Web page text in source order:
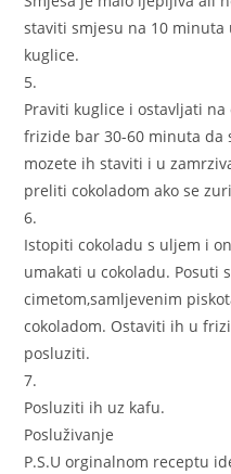
staviti smjesu na 10
kuglice.
5.
Praviti kuglice i ostavljati
frizide bar 30-60 minuta da
mozete ih staviti i u
preliti cokoladom ako se
6.
Istopiti cokoladu s uljem i
umakati u cokoladu. Posuti
cimetom,samljevenim
cokoladom. Ostaviti ih u
posluziti.
7.
Posluziti ih uz kafu.
Posluživanje
P.S.U orginalnom receptu